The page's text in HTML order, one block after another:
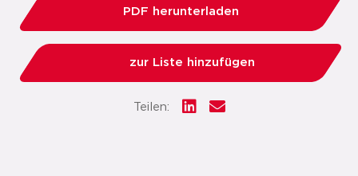
PDF herunterladen
zur Liste hinzufügen
Teilen: